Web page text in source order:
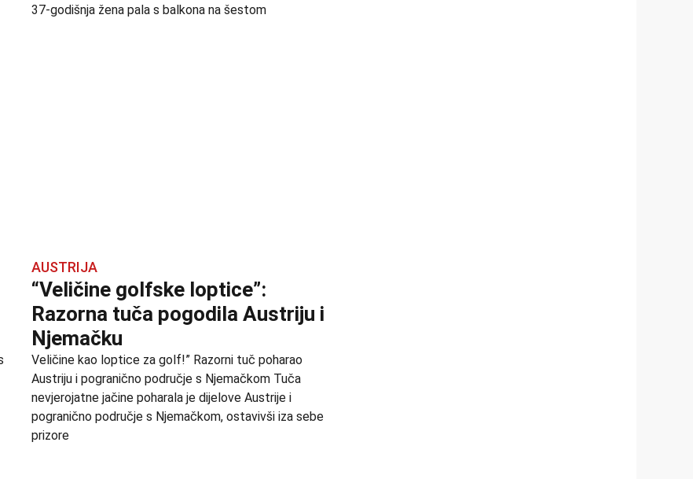
37-godišnja žena pala s balkona na šestom
AUSTRIJA
“Veličine golfske loptice”:
Razorna tuča pogodila Austriju i
Njemačku
Veličine kao loptice za golf!” Razorni tuč poharao
Austriju i pogranično područje s Njemačkom Tuča
nevjerojatne jačine poharala je dijelove Austrije i
pogranično područje s Njemačkom, ostavivši iza sebe
prizore